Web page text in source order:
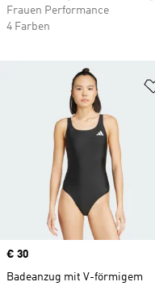
Frauen Performance
4 Farben
Price
€ 30
Badeanzug mit V-förmigem